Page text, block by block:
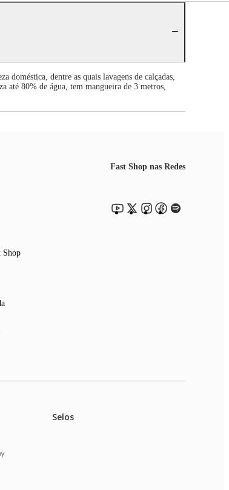
doméstica, dentre as quais lavagens de calçadas,
até 80% de água, tem mangueira de 3 metros,
Shop
Fast Shop nas Redes
Selos